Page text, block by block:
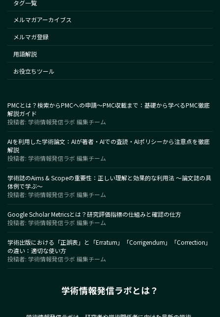
タグ一覧
メルマガアーカイブス
メルマガ登録
用語解説
お役立ちツール
PMCとは？検索からPMCへの申請～PMC収載まで：基礎から学べるPMC徹底
解説ガイド
投稿者: 学術情報発信ラボ 編集チーム
AIを利用した学術論文：AIが著者・AIでの査読・AIポリシーから注意点を徹底
解説
投稿者: 学術情報発信ラボ 編集チーム
学術誌のAims & Scopeの重要性：正しい理解と効果的な利用法 〜論文誌の具
体例で学ぶ〜
投稿者: 学術情報発信ラボ 編集チーム
Google Scholar Metricsとは？研究評価指標の仕組みと確認の仕方
投稿者: 学術情報発信ラボ 編集チーム
学術出版における「正誤表」と「Erratum」「Corrigendum」「Correction」
の違い：適切な使い方
投稿者: 学術情報発信ラボ 編集チーム
学術情報発信ラボとは？